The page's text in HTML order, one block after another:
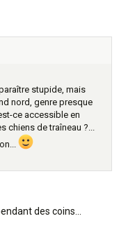
stupide, mais
nord, genre presque
ce accessible en
de traîneau ?...
des coins...